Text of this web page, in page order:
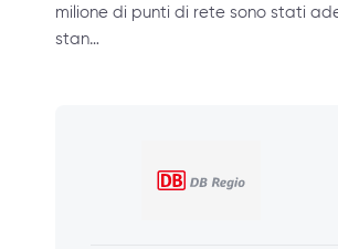
milione di punti di rete sono stati
stan…